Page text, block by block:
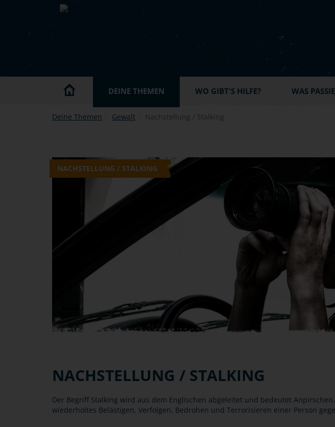
Skip to main content
DEINE THEMEN WO GIBT'S HILFE? WAS
Deine Themen Gewalt Nachstellung / Stalking
NACHSTELLUNG / STALKING
NACHSTELLUNG / STALKING
Der Begriff Stalking wird aus dem Englischen abgeleitet und bedeutet
wiederholtes Belästigen, Verfolgen, Bedrohen und Terrorisieren einer Person